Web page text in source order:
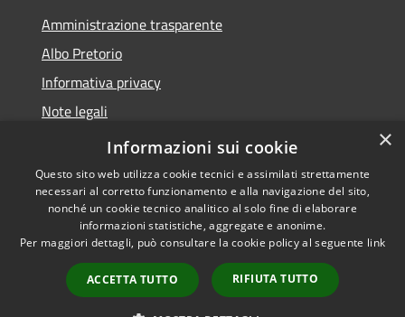
Amministrazione trasparente
Albo Pretorio
Informativa privacy
Note legali
Dichiarazione di accessibilità
Accessibilità
Copyright © 2026 • Comune di
Paganico Sabino • Powered by
Municipium•
Accesso
redazione
×
Informazioni sui cookie
Questo sito web utilizza cookie tecnici e assimilati strettamente
necessari al corretto funzionamento e alla navigazione del sito,
nonché un cookie tecnico analitico al solo fine di elaborare
informazioni statistiche, aggregate e anonime.
Per maggiori dettagli, può consultare la cookie policy al seguente link
ACCETTA TUTTO RIFIUTA TUTTO